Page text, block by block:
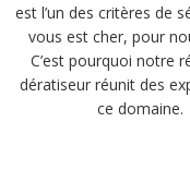
est l’un des critères de
vous est cher, pour
C’est pourquoi notre
dératiseur réunit des
ce domaine.